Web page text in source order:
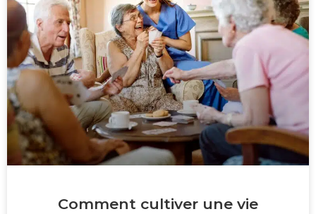
Comment cultiver une vie